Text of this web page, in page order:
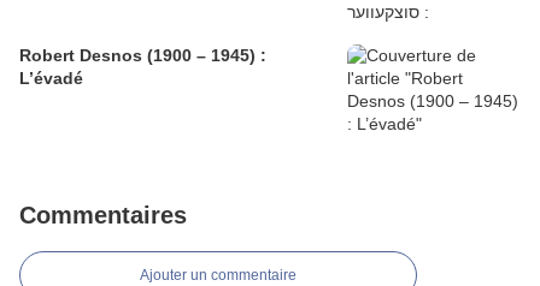
Robert Desnos (1900 – 1945) :
L’évadé
Commentaires
Ajouter un commentaire